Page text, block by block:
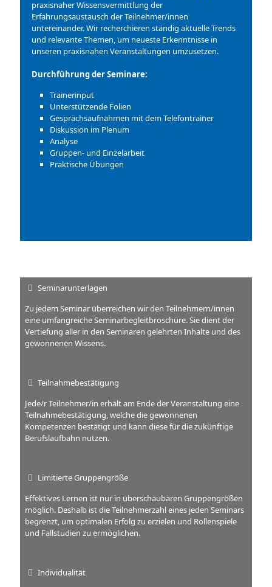
praxisnaher Wissensvermittlung der
Erfahrungsaustausch der Teilnehmer/innen
untereinander. Wir recherchieren ständig aktuelle Trends
und relevante Themen, um neueste Erkenntnisse in
unseren praxisnahen Veranstaltungen umzusetzen.
Durchführung der Seminare:
Trainerinput
Unterstützende Folien
Gesprächsaufnahmen mit dem Telefontrainer
Diskussion im Plenum
Analyse
Gruppen- und Einzelarbeit
Praktische Übungen
Seminarunterlagen
Zu jedem Seminar überreichen wir den Teilnehmern/innen
eine umfangreiche Seminarbegleitbroschüre. Sie dient der
Vertiefung aller in den Seminaren gelehrten Inhalte und des
gewonnenen Wissens.
Teilnahmebestätigung
Jede/r Teilnehmer/in erhält am Ende der Veranstaltung eine
Teilnahmebestätigung, welche die gewonnenen
Kompetenzen bestätigt und kann diese für die zukünftige
Berufslaufbahn nutzen.
Limitierte Gruppengröße
Effektives Lernen ist nur in überschaubaren Gruppengrößen
möglich. Deshalb ist die Teilnehmerzahl eines jeden Seminars
begrenzt, um optimalen Erfolg zu erzielen und Rollenspiele
und Fallstudien zu ermöglichen.
Individualität